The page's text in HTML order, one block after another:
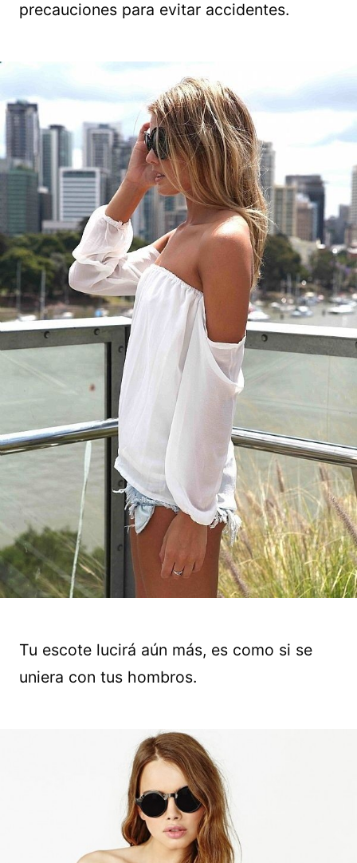
precauciones para evitar accidentes.
Tu escote lucirá aún más, es como si se
uniera con tus hombros.